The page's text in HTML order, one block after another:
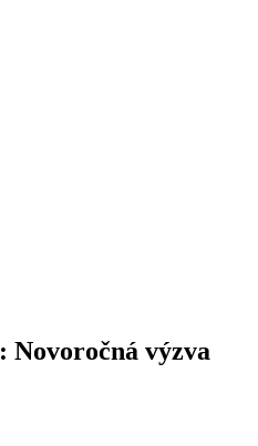
výzva